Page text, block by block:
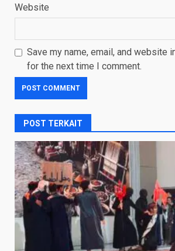
Website
Save my name, email, and website
for the next time I comment.
POST TERKAIT